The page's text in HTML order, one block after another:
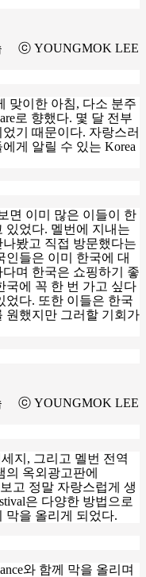
ⓒ YOUNGMOK LEE
맞이한 아침, 다소 분주
로 향했다. 몇 달 전부
기 때문이다. 자랑스러
게 알릴 수 있는 Korea
면 이미 많은 이들이 한
있었다. 멜번에 지내는
봤고 직접 방문했다는
인들은 이미 한국에 대
며 한국은 쇼핑하기 좋
국에 꼭 한 번 가고 싶다
었다. 또한 이들은 한국
원했지만 그러할 기회가
ⓒ YOUNGMOK LEE
지 , 그리고 멜번 전역
의 옥외광고판에
고 정말 자랑스럽게 생
은 다양한 방법으로
막을 올리게 되었다.
와 함께 막을 올리며